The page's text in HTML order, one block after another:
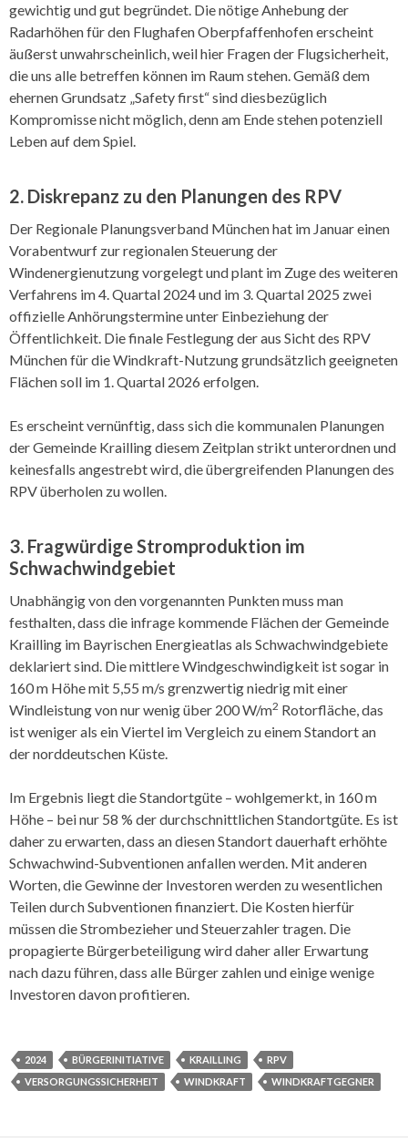
gewichtig und gut begründet. Die nötige Anhebung der
Radarhöhen für den Flughafen Oberpfaffenhofen erscheint
äußerst unwahrscheinlich, weil hier Fragen der Flugsicherheit,
die uns alle betreffen können im Raum stehen. Gemäß dem
ehernen Grundsatz „Safety first“ sind diesbezüglich
Kompromisse nicht möglich, denn am Ende stehen potenziell
Leben auf dem Spiel.
2. Diskrepanz zu den Planungen des RPV
Der Regionale Planungsverband München hat im Januar einen
Vorabentwurf zur regionalen Steuerung der
Windenergienutzung vorgelegt und plant im Zuge des weiteren
Verfahrens im 4. Quartal 2024 und im 3. Quartal 2025 zwei
offizielle Anhörungstermine unter Einbeziehung der
Öffentlichkeit. Die finale Festlegung der aus Sicht des RPV
München für die Windkraft-Nutzung grundsätzlich geeigneten
Flächen soll im 1. Quartal 2026 erfolgen.
Es erscheint vernünftig, dass sich die kommunalen Planungen
der Gemeinde Krailling diesem Zeitplan strikt unterordnen und
keinesfalls angestrebt wird, die übergreifenden Planungen des
RPV überholen zu wollen.
3. Fragwürdige Stromproduktion im
Schwachwindgebiet
Unabhängig von den vorgenannten Punkten muss man
festhalten, dass die infrage kommende Flächen der Gemeinde
Krailling im Bayrischen Energieatlas als Schwachwindgebiete
deklariert sind. Die mittlere Windgeschwindigkeit ist sogar in
160 m Höhe mit 5,55 m/s grenzwertig niedrig mit einer
Windleistung von nur wenig über 200 W/m2 Rotorfläche, das
ist weniger als ein Viertel im Vergleich zu einem Standort an
der norddeutschen Küste.
Im Ergebnis liegt die Standortgüte – wohlgemerkt, in 160 m
Höhe – bei nur 58 % der durchschnittlichen Standortgüte. Es ist
daher zu erwarten, dass an diesen Standort dauerhaft erhöhte
Schwachwind-Subventionen anfallen werden. Mit anderen
Worten, die Gewinne der Investoren werden zu wesentlichen
Teilen durch Subventionen finanziert. Die Kosten hierfür
müssen die Strombezieher und Steuerzahler tragen. Die
propagierte Bürgerbeteiligung wird daher aller Erwartung
nach dazu führen, dass alle Bürger zahlen und einige wenige
Investoren davon profitieren.
2024 BÜRGERINITIATIVE KRAILLING
RPV
VERSORGUNGSSICHERHEIT
WINDKRAFT WINDKRAFTGEGNER